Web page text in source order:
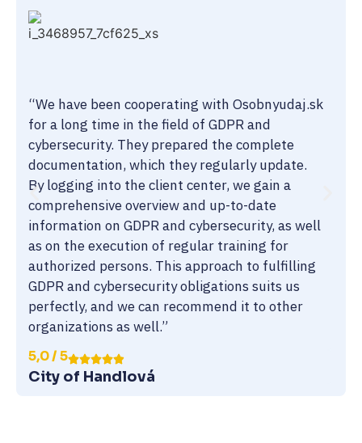
“We have been cooperating with Osobnyudaj.sk
for a long time in the field of GDPR and
cybersecurity. They prepared the complete
documentation, which they regularly update.
By logging into the client center, we gain a
comprehensive overview and up-to-date
information on GDPR and cybersecurity, as well
as on the execution of regular training for
authorized persons. This approach to fulfilling
GDPR and cybersecurity obligations suits us
perfectly, and we can recommend it to other
organizations as well.”
5,0 / 5
City of Handlová